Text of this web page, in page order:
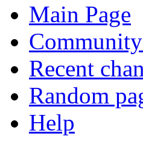
Main Page
Recent
Random
Help